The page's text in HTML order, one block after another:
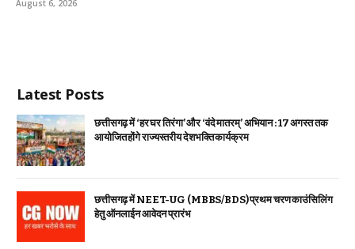
August 6, 2026
Latest Posts
छत्तीसगढ़ में ‘हर घर तिरंगा’ और ‘वंदे मातरम्’ अभियान : 17 अगस्त तक
आयोजित होंगे राज्यस्तरीय देशभक्ति कार्यक्रम
छत्तीसगढ़ में NEET-UG (MBBS/BDS) प्रथम चरण काउंसिलिंग
हेतु ऑनलाईन आवेदन प्रारंभ